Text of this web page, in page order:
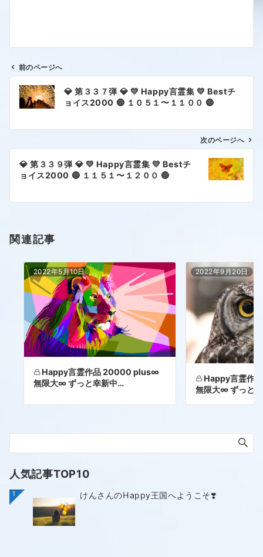
前のページへ
💎 第３３７弾 💎 💛 Happy言霊集 💛 Bestチ
ョイス2000 🔵 １０５１〜１１００ 🔵
次のページへ
💎 第３３９弾 💎 💛 Happy言霊集 💛 Bestチ
ョイス2000 🔵 １１５１〜１２００ 🔵
関連記事
2022年5月10日
Happy言霊作品 20000 plus∞
無限大∞ ずっと幸新中…
2022年9月20日
Happy言霊作
無限大∞ ずっと幸
人気記事TOP10
1 けんさんのHappy王国へようこそ❣️